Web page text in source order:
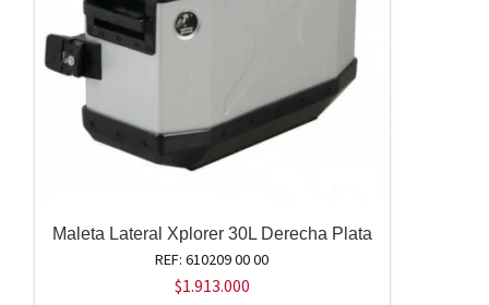
Maleta Lateral Xplorer 30L Derecha Plata
REF: 610209 00 00
$1.913.000